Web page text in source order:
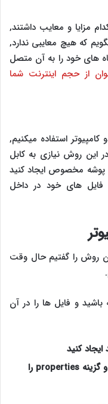
مزایا و معایب داشتند,
که هیچ معایبی ندارد,
های خود را به آن متصل
از حجم اینترنت شما
استفاده میکنیم,
در این روش نیازی به کابل
مخصوص ایجاد کنید
فایل های خود در داخل
روش را گفتیم حال وقت
و فایل ها را در آن
کنید
حال بر روی پوشه راست کلیک کنید و گزینه properties را